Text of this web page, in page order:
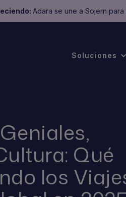
Adara se une a Sojern
Soluciones
Qué
los